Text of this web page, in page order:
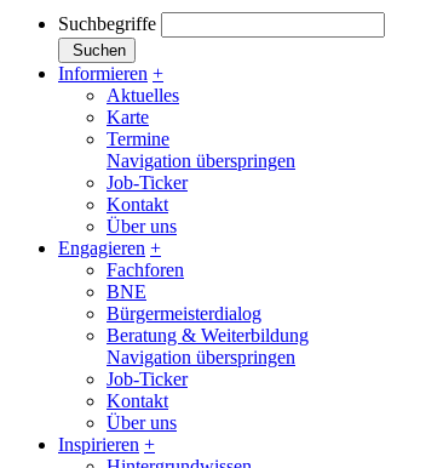
Suchbegriffe
Suchen
Informieren +
Aktuelles
Karte
Termine
Navigation überspringen
Job-Ticker
Kontakt
Über uns
Engagieren +
Fachforen
BNE
Bürgermeisterdialog
Beratung & Weiterbildung
Navigation überspringen
Job-Ticker
Kontakt
Über uns
Inspirieren +